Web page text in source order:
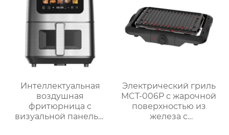
Интеллектуальная
воздушная
фритюрница с
визуальной панелью
Электрический гриль
MCT-006P с жарочной
поверхностью из
железа с